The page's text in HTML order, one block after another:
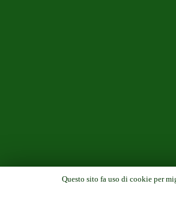
Questo sito fa uso di cookie per